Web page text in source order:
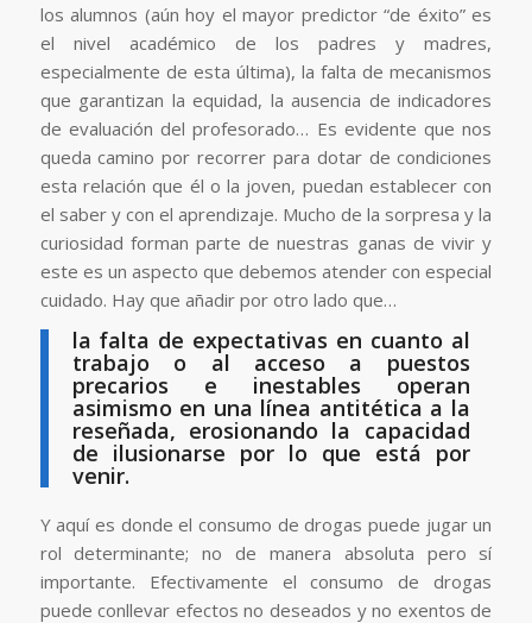
los alumnos (aún hoy el mayor predictor “de éxito” es
el nivel académico de los padres y madres,
especialmente de esta última), la falta de mecanismos
que garantizan la equidad, la ausencia de indicadores
de evaluación del profesorado… Es evidente que nos
queda camino por recorrer para dotar de condiciones
esta relación que él o la joven, puedan establecer con
el saber y con el aprendizaje. Mucho de la sorpresa y la
curiosidad forman parte de nuestras ganas de vivir y
este es un aspecto que debemos atender con especial
cuidado. Hay que añadir por otro lado que…
la falta de expectativas en cuanto al
trabajo o al acceso a puestos
precarios e inestables operan
asimismo en una línea antitética a la
reseñada, erosionando la capacidad
de ilusionarse por lo que está por
venir.
Y aquí es donde el consumo de drogas puede jugar un
rol determinante; no de manera absoluta pero sí
importante. Efectivamente el consumo de drogas
puede conllevar efectos no deseados y no exentos de